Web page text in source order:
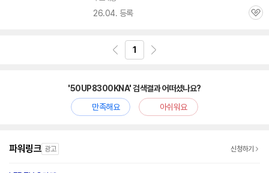
26.04. 등록
관
1
'50UP8300KNA' 검색결과 어떠셨나요?
만족해요
아쉬워요
파워링크 광고 신청하기